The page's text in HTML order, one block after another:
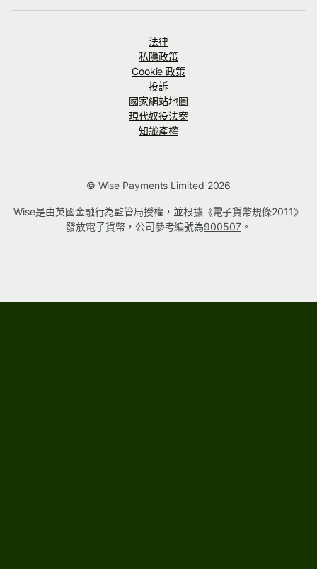
法律
私隱政策
Cookie 政策
投訴
國家網站地圖
現代奴役法案
知識產權
© Wise Payments Limited 2026
Wise是由英國金融行為監管局授權，並根據《電子貨幣規條2011》
發放電子貨幣，公司參考編號為900507。